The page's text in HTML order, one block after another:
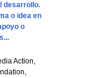
desarrollo.
o idea en
o
Action,